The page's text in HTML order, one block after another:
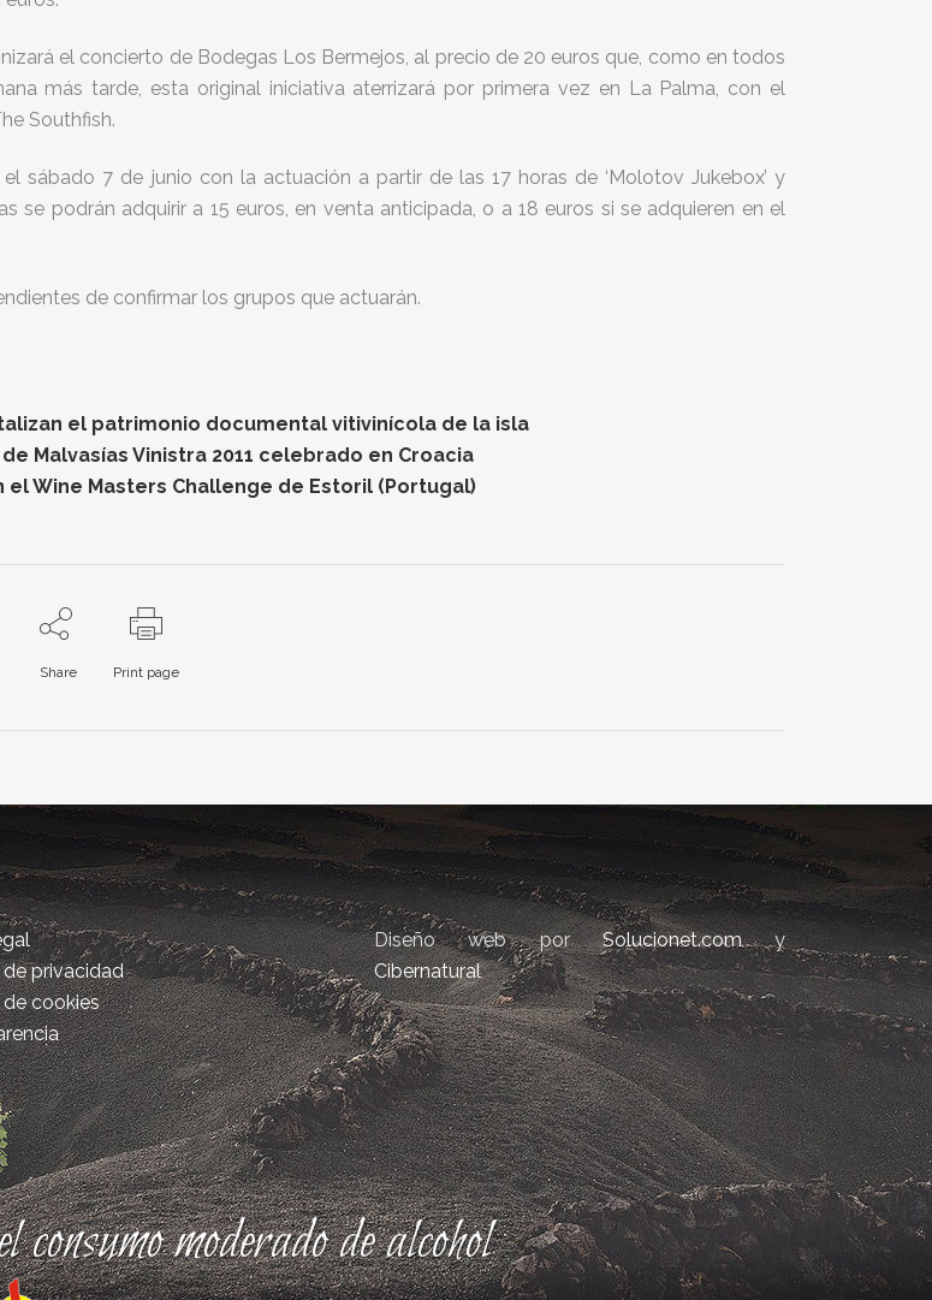
el concierto de Bodegas Los Bermejos, al precio de 20 euros que, como en todos
más tarde, esta original iniciativa aterrizará por primera vez en La Palma, con el
Southfish.
sábado 7 de junio con la actuación a partir de las 17 horas de ‘Molotov Jukebox’ y
se podrán adquirir a 15 euros, en venta anticipada, o a 18 euros si se adquieren en el
de confirmar los grupos que actuarán.
el patrimonio documental vitivinícola de la isla
Malvasías Vinistra 2011 celebrado en Croacia
Wine Masters Challenge de Estoril (Portugal)
Share Print page
privacidad
cookies
Diseño web porSolucionet.comy
Cibernatural
consumo moderado de alcohol